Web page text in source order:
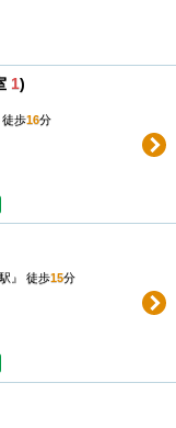
1)
歩16分
』 徒歩15分